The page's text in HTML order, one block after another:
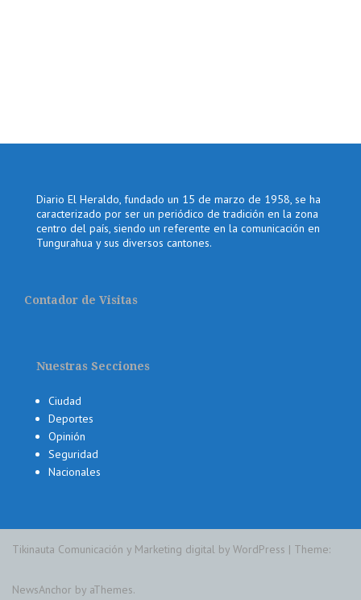
Diario El Heraldo, fundado un 15 de marzo de 1958, se ha
caracterizado por ser un periódico de tradición en la zona
centro del país, siendo un referente en la comunicación en
Tungurahua y sus diversos cantones.
Contador de Visitas
Nuestras Secciones
Ciudad
Deportes
Opinión
Seguridad
Nacionales
Tikinauta Comunicación y Marketing digital by WordPress | Theme:
NewsAnchor by aThemes.